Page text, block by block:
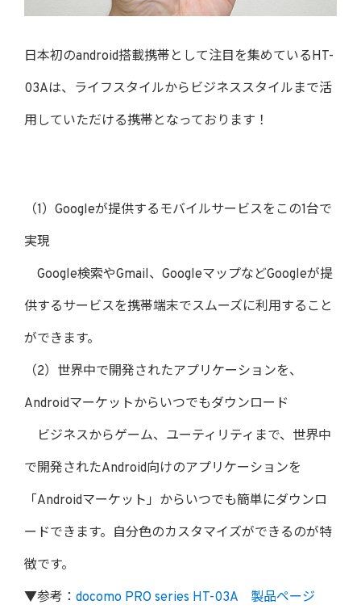
日本初のandroid搭載携帯として注目を集めているHT-
03Aは、ライフスタイルからビジネススタイルまで活
用していただける携帯となっております！
（1）Googleが提供するモバイルサービスをこの1台で
実現
Google検索やGmail、GoogleマップなどGoogleが提
供するサービスを携帯端末でスムーズに利用すること
ができます。
（2）世界中で開発されたアプリケーションを、
Androidマーケットからいつでもダウンロード
ビジネスからゲーム、ユーティリティまで、世界中
で開発されたAndroid向けのアプリケーションを
「Androidマーケット」からいつでも簡単にダウンロ
ードできます。自分色のカスタマイズができるのが特
徴です。
▼参考： docomo PRO series HT-03A 製品ページ